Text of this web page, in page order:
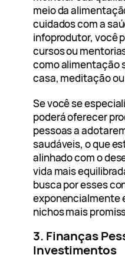
meio da
cuidados com a
infoprodutor, você
cursos ou
como alimentação
casa, meditação
Se você se
poderá oferecer
pessoas a
saudáveis, o que
alinhado com o
vida mais
busca por esses
exponencialmente
nichos mais
3. Finanças
Investimentos